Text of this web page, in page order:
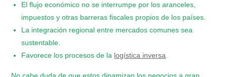
El flujo económico no se interrumpe por los aranceles,
impuestos y otras barreras fiscales propios de los países.
La integración regional entre mercados comunes sea
sustentable.
Favorece los procesos de la logística inversa.